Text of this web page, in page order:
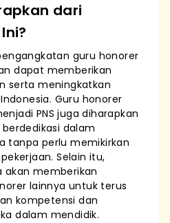
dari
guru honorer
dapat memberikan
serta meningkatkan
Guru honorer
PNS juga diharapkan
dalam
tanpa perlu memikirkan
Selain itu,
akan memberikan
lainnya untuk terus
kompetensi dan
dalam mendidik.